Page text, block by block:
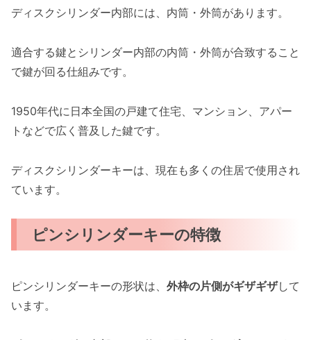
ディスクシリンダー内部には、内筒・外筒があります。
適合する鍵とシリンダー内部の内筒・外筒が合致すること
で鍵が回る仕組みです。
1950年代に日本全国の戸建て住宅、マンション、アパー
トなどで広く普及した鍵です。
ディスクシリンダーキーは、現在も多くの住居で使用され
ています。
ピンシリンダーキーの特徴
ピンシリンダーキーの形状は、 外枠の片側がギザギザして
います。